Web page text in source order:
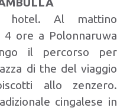
hotel. Al mattino
ore a Polonnaruwa
il percorso per
di the del viaggio
allo zenzero.
cingalese in